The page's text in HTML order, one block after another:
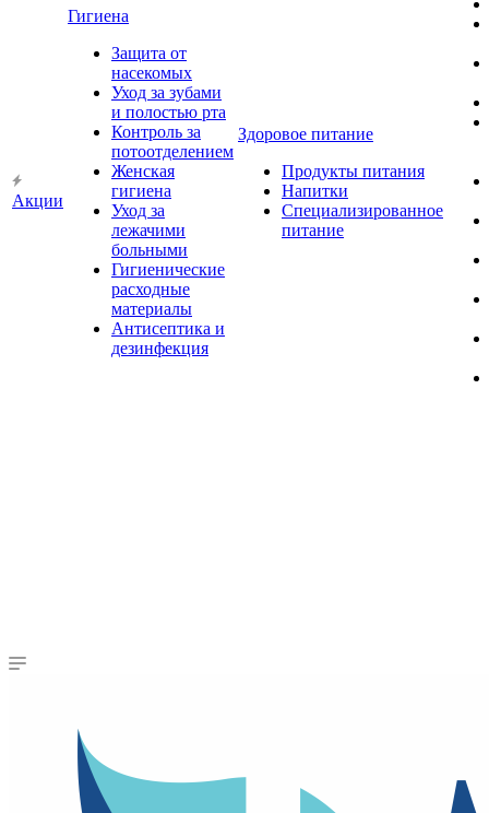
Акции
Гигиена
Защита от
насекомых
Уход за зубами
и полостью рта
Контроль за
потоотделением
Женская
гигиена
Уход за
лежачими
больными
Гигиенические
расходные
материалы
Антисептика и
дезинфекция
Здоровое питание
Продукты питания
Напитки
Специализированное
питание